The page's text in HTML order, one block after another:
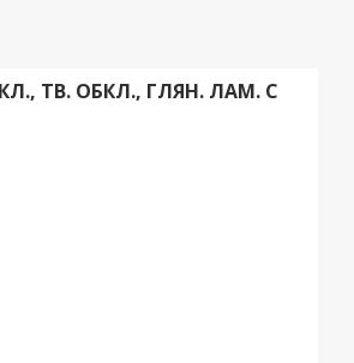
КЛ., ТВ. ОБКЛ., ГЛЯН. ЛАМ. С